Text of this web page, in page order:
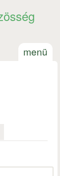
menü
fül)